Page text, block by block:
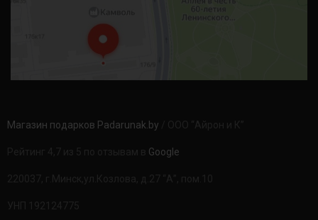
Магазин подарков Padarunak.by
Google